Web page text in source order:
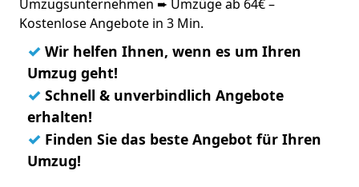
Umzugsunternehmen ➨ Umzüge ab 64€ –
Kostenlose Angebote in 3 Min.
✓ Wir helfen Ihnen, wenn es um Ihren
Umzug geht!
✓ Schnell & unverbindlich Angebote
erhalten!
✓ Finden Sie das beste Angebot für Ihren
Umzug!